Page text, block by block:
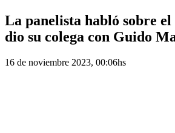
La panelista habló sobre el
dio su colega con Guido
16 de noviembre 2023, 00:06hs